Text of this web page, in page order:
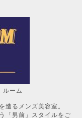
ム
ンズ美容室。
「男前」スタイルをご